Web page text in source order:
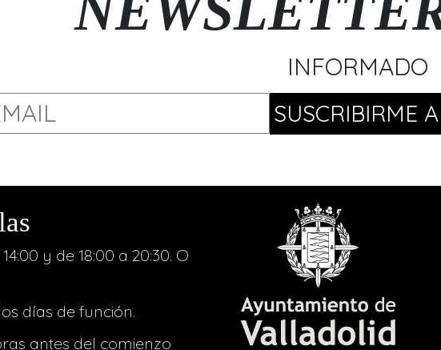
INFORMADO
y de 18:00 a 20:30. O
días de función.
antes del comienzo